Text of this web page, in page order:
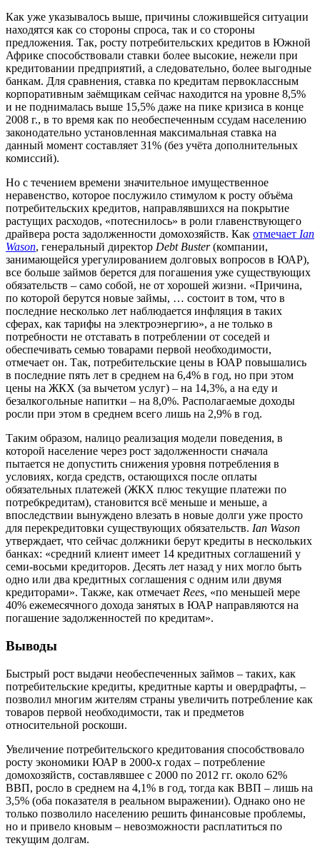
Как уже указывалось выше, причины сложившейся ситуации
находятся как со стороны спроса, так и со стороны
предложения. Так, росту потребительских кредитов в Южной
Африке способствовали ставки более высокие, нежели при
кредитовании предприятий, а следовательно, более выгодные
банкам. Для сравнения, ставка по кредитам первоклассным
корпоративным заёмщикам сейчас находится на уровне 8,5%
и не поднималась выше 15,5% даже на пике кризиса в конце
2008 г., в то время как по необеспеченным ссудам населению
законодательно установленная максимальная ставка на
данный момент составляет 31% (без учёта дополнительных
комиссий).
Но с течением времени значительное имущественное
неравенство, которое послужило стимулом к росту объёма
потребительских кредитов, направлявшихся на покрытие
растущих расходов, «потеснилось» в роли главенствующего
драйвера роста задолженности домохозяйств. Как отмечает Ian
Wason, генеральный директор Debt Buster(компании,
занимающейся урегулированием долговых вопросов в ЮАР),
все больше займов берется для погашения уже существующих
обязательств – само собой, не от хорошей жизни. «Причина,
по которой берутся новые займы, … состоит в том, что в
последние несколько лет наблюдается инфляция в таких
сферах, как тарифы на электроэнергию», а не только в
потребности не отставать в потреблении от соседей и
обеспечивать семью товарами первой необходимости,
отмечает он. Так, потребительские цены в ЮАР повышались
в последние пять лет в среднем на 6,4% в год, но при этом
цены на ЖКХ (за вычетом услуг) – на 14,3%, а на еду и
безалкогольные напитки – на 8,0%. Располагаемые доходы
росли при этом в среднем всего лишь на 2,9% в год.
Таким образом, налицо реализация модели поведения, в
которой население через рост задолженности сначала
пытается не допустить снижения уровня потребления в
условиях, когда средств, остающихся после оплаты
обязательных платежей (ЖКХ плюс текущие платежи по
потребкредитам), становится всё меньше и меньше, а
впоследствии вынуждено влезать в новые долги уже просто
для перекредитовки существующих обязательств. Ian Wason
утверждает, что сейчас должники берут кредиты в нескольких
банках: «средний клиент имеет 14 кредитных соглашений у
семи-восьми кредиторов. Десять лет назад у них могло быть
одно или два кредитных соглашения с одним или двумя
кредиторами». Также, как отмечает Rees, «по меньшей мере
40% ежемесячного дохода занятых в ЮАР направляются на
погашение задолженностей по кредитам».
Выводы
Быстрый рост выдачи необеспеченных займов – таких, как
потребительские кредиты, кредитные карты и овердрафты, –
позволил многим жителям страны увеличить потребление как
товаров первой необходимости, так и предметов
относительной роскоши.
Увеличение потребительского кредитования способствовало
росту экономики ЮАР в 2000-х годах – потребление
домохозяйств, составлявшее с 2000 по 2012 гг. около 62%
ВВП, росло в среднем на 4,1% в год, тогда как ВВП – лишь на
3,5% (оба показателя в реальном выражении). Однако оно не
только позволило населению решить финансовые проблемы,
но и привело кновым – невозможности расплатиться по
текущим долгам.